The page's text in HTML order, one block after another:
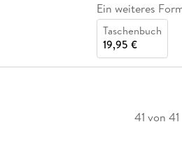
Ein weiteres
Taschenbuch
19,95 €
41 von 41